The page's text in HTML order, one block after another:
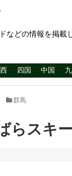
どの情報を掲載
四国 中国
群馬
らスキ